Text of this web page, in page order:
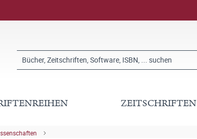
ZEITSCHRIFTEN